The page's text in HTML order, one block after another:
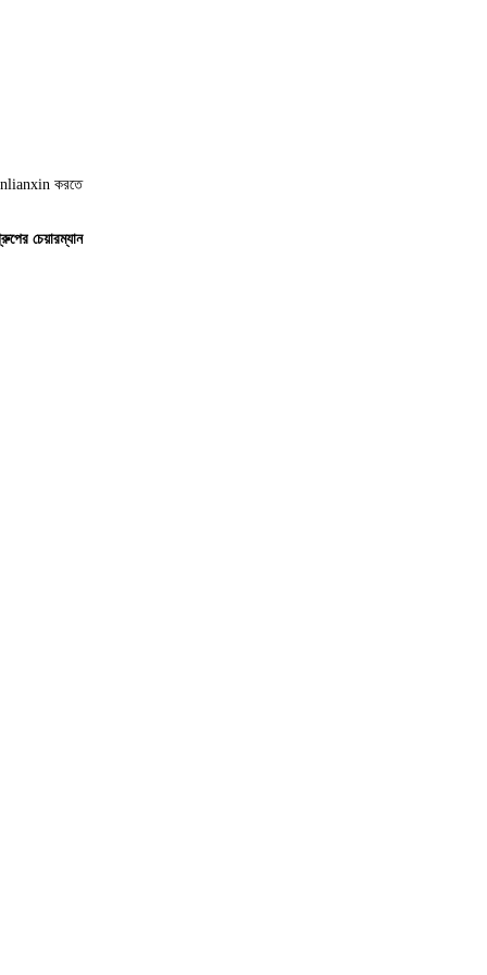
করতে
চেয়ারম্যান